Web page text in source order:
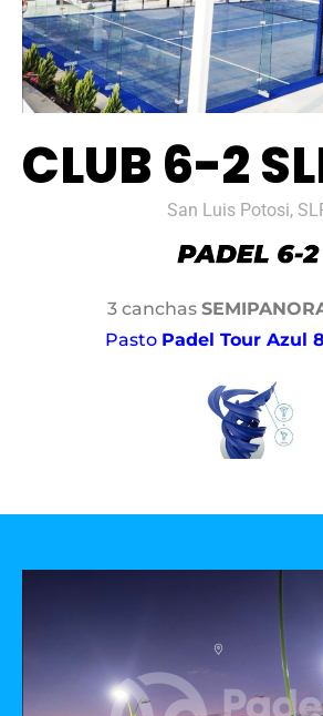
CLUB 6-2
San Luis Potosi,
3 canchas
Pasto Padel Tour Azul